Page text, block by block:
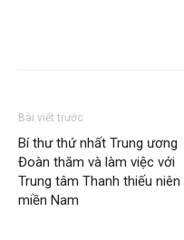
Bài viết trước
Bí thư thứ nhất Trung ương
Đoàn thăm và làm việc với
Trung tâm Thanh thiếu niên
miền Nam